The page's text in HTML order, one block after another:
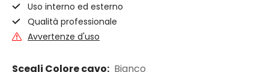
Uso interno ed esterno
Qualità professionale
Avvertenze d'uso
Scegli Colore cavo: Bianco